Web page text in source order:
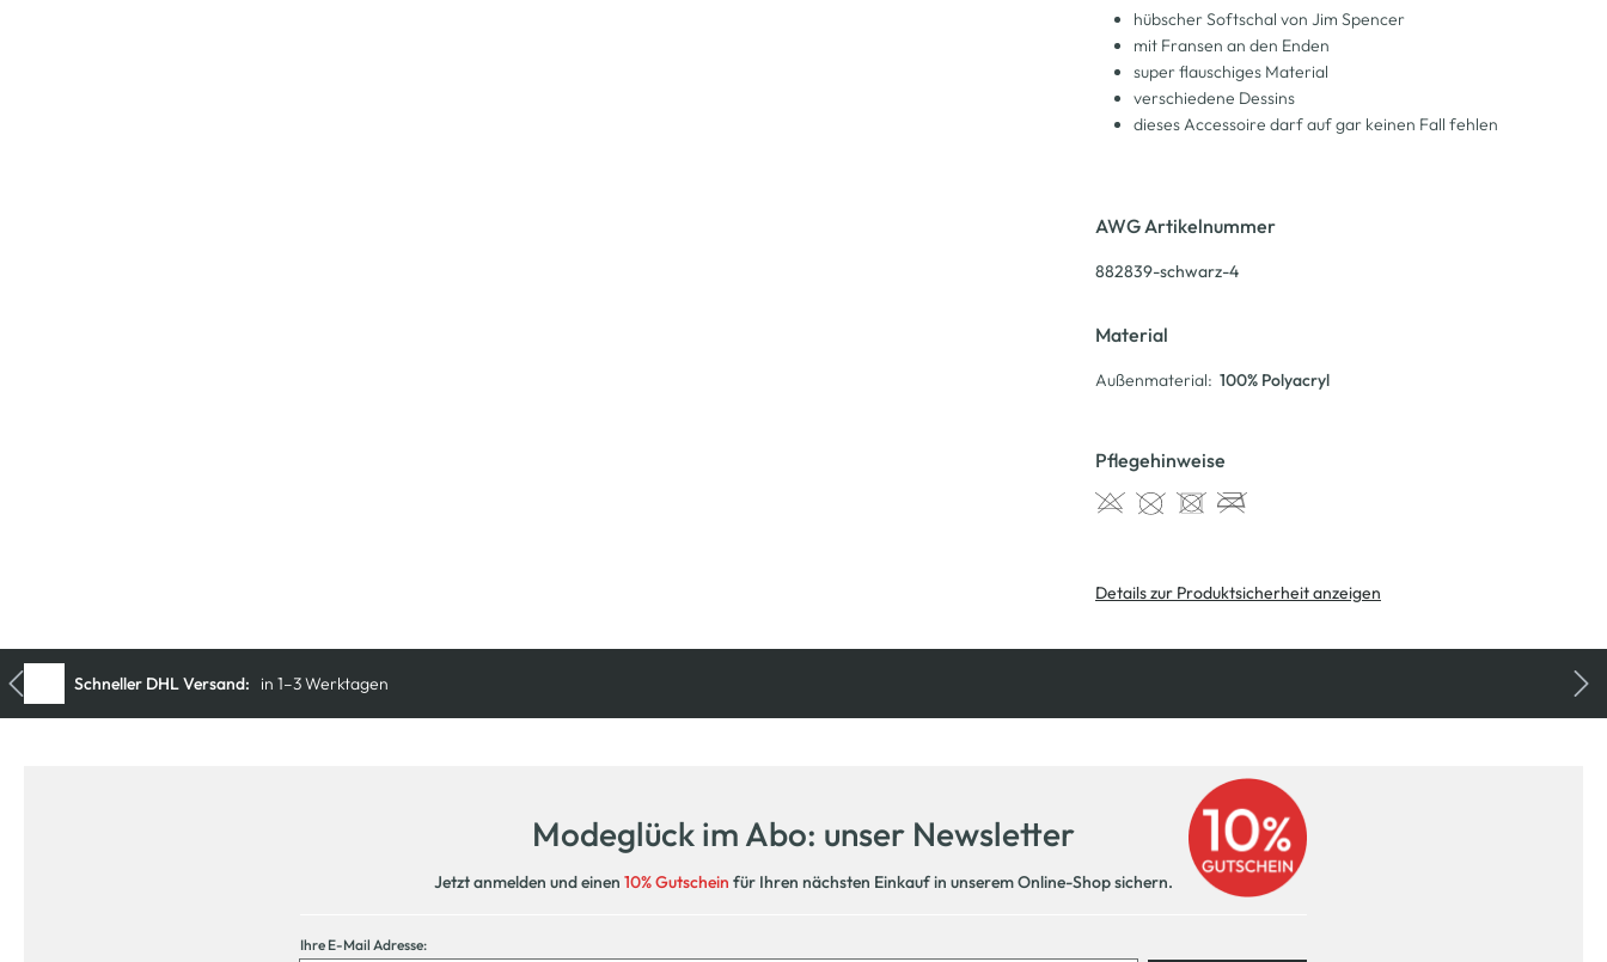
hübscher Softschal von Jim Spencer
mit Fransen an den Enden
super flauschiges Material
verschiedene Dessins
dieses Accessoire darf auf gar keinen Fall fehlen
AWG Artikelnummer
882839-schwarz-4
Material
Außenmaterial: 100% Polyacryl
Pflegehinweise
Details zur Produktsicherheit anzeigen
Modeglück im Abo: unser Newsletter
Jetzt anmelden und einen 10% Gutschein für Ihren nächsten Einkauf in unserem Online-Shop sichern.
Ihre E-Mail Adresse: